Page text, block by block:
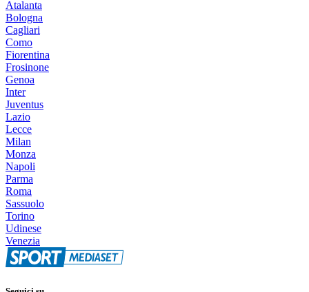
Atalanta
Bologna
Cagliari
Como
Fiorentina
Frosinone
Genoa
Inter
Juventus
Lazio
Lecce
Milan
Monza
Napoli
Parma
Roma
Sassuolo
Torino
Udinese
Venezia